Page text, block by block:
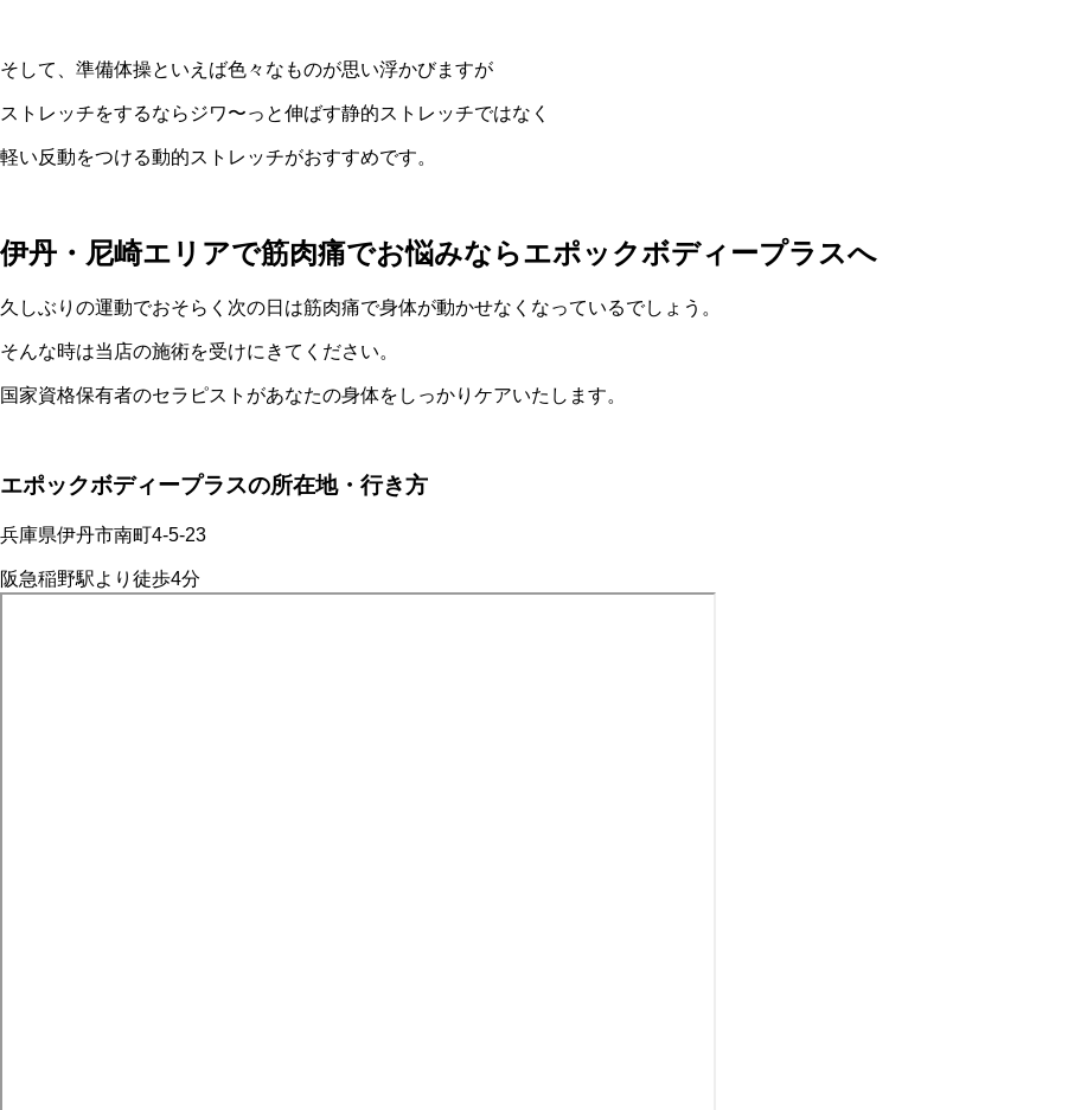
そして、準備体操といえば色々なものが思い浮かびますが
ストレッチをするならジワ〜っと伸ばす静的ストレッチではなく
軽い反動をつける動的ストレッチがおすすめです。
伊丹・尼崎エリアで筋肉痛でお悩みならエポックボディープラスへ
久しぶりの運動でおそらく次の日は筋肉痛で身体が動かせなくなっているでしょう。
そんな時は当店の施術を受けにきてください。
国家資格保有者のセラピストがあなたの身体をしっかりケアいたします。
エポックボディープラスの所在地・行き方
兵庫県伊丹市南町4-5-23
阪急稲野駅より徒歩4分